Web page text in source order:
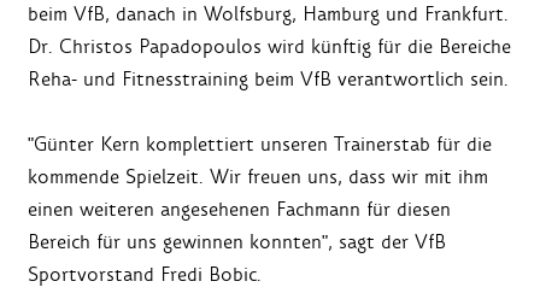
beim VfB, danach in Wolfsburg, Hamburg und Frankfurt.
Dr. Christos Papadopoulos wird künftig für die Bereiche
Reha- und Fitnesstraining beim VfB verantwortlich sein.
"Günter Kern komplettiert unseren Trainerstab für die
kommende Spielzeit. Wir freuen uns, dass wir mit ihm
einen weiteren angesehenen Fachmann für diesen
Bereich für uns gewinnen konnten", sagt der VfB
Sportvorstand Fredi Bobic.